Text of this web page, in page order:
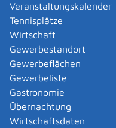
Veranstaltungskalender
Tennisplätze
Wirtschaft
Gewerbestandort
Gewerbeflächen
Gewerbeliste
Gastronomie
Übernachtung
Wirtschaftsdaten
Rechtsgrundlage
Bundes-
§ 26 Messungen
§ 28 Erstmalige
bei
Verordnung über
BImSchV):
§ 9 Einzelmessungen